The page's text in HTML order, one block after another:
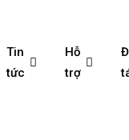
Tin
tức
Hỗ
trợ